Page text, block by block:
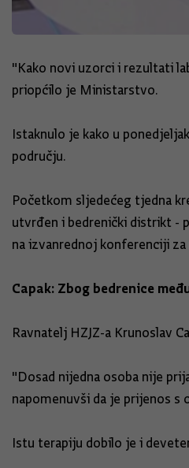
"Kako novi uzorci i rezultati
priopćilo je Ministarstvo.
Istaknulo je kako u
području.
Početkom sljedećeg tjedna
utvrđen i bedrenički distrikt -
na izvanrednoj konferenciji za
Capak: Zbog bedrenice
Ravnatelj HZJZ-a Krunoslav
"Dosad nijedna osoba nije
napomenuvši da je prijenos s
Istu terapiju dobilo je i